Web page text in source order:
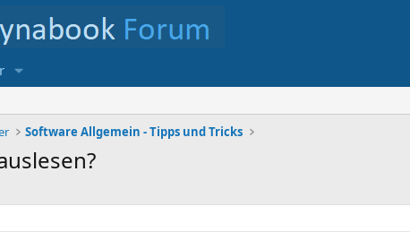
Software Allgemein - Tipps und Tricks